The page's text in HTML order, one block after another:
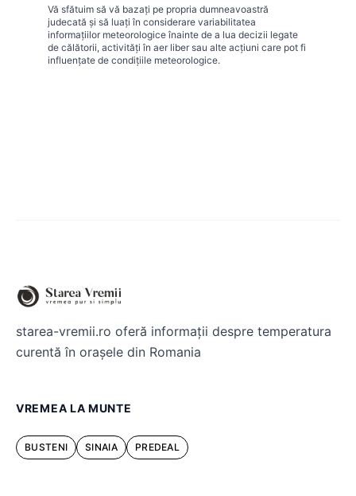
Vă sfătuim să vă bazați pe propria dumneavoastră
judecată și să luați în considerare variabilitatea
informațiilor meteorologice înainte de a lua decizii legate
de călătorii, activități în aer liber sau alte acțiuni care pot fi
influențate de condițiile meteorologice.
starea-vremii.ro oferă informații despre temperatura
curentă în orașele din Romania
VREMEA LA MUNTE
BUSTENI SINAIA PREDEAL